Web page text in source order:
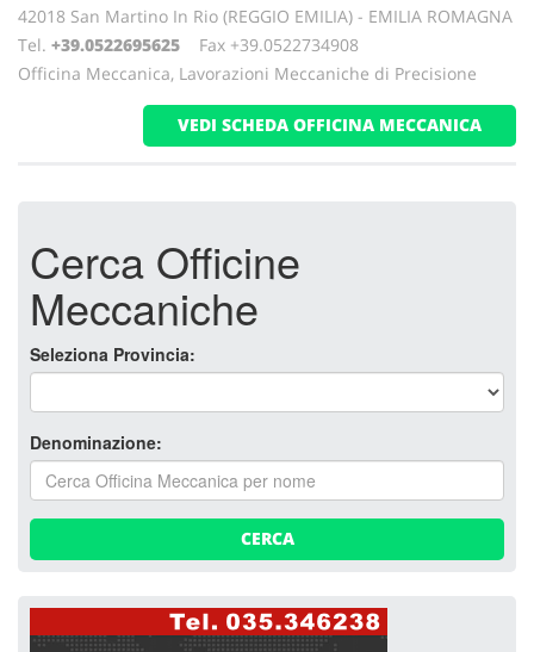
42018 San Martino In Rio (REGGIO EMILIA) - EMILIA ROMAGNA
Tel. +39.0522695625 Fax +39.0522734908
Officina Meccanica, Lavorazioni Meccaniche di Precisione
VEDI SCHEDA OFFICINA MECCANICA
Cerca Officine
Meccaniche
Seleziona Provincia:
Denominazione:
CERCA